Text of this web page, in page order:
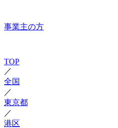
事業主の方
TOP
／
全国
／
東京都
／
港区